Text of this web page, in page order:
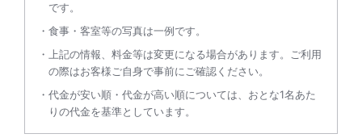
です。
食事・客室等の写真は一例です。
上記の情報、料金等は変更になる場合があります。ご利用
の際はお客様ご自身で事前にご確認ください。
代金が安い順・代金が高い順については、おとな1名あた
りの代金を基準としています。